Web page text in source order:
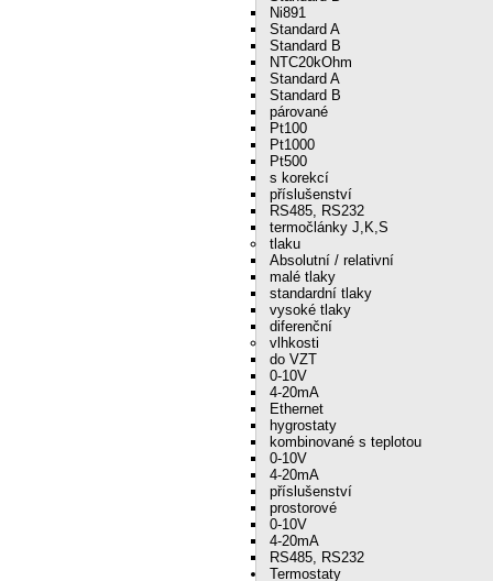
Ni891
Standard A
Standard B
NTC20kOhm
Standard A
Standard B
párované
Pt100
Pt1000
Pt500
s korekcí
příslušenství
RS485, RS232
termočlánky J,K,S
tlaku
Absolutní / relativní
malé tlaky
standardní tlaky
vysoké tlaky
diferenční
vlhkosti
do VZT
0-10V
4-20mA
Ethernet
hygrostaty
kombinované s teplotou
0-10V
4-20mA
příslušenství
prostorové
0-10V
4-20mA
RS485, RS232
Termostaty